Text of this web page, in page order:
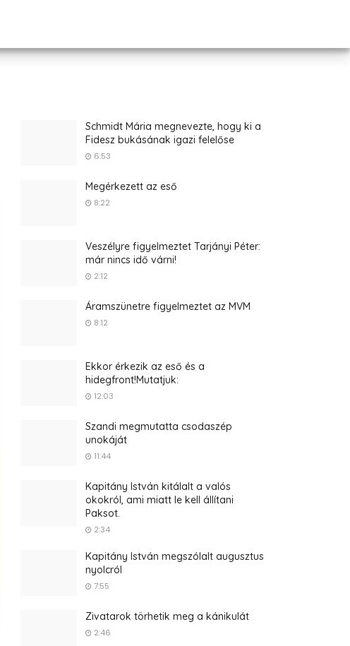
Schmidt Mária megnevezte, hogy ki a
Fidesz bukásának igazi felelőse
6:53
Megérkezett az eső
8:22
Veszélyre figyelmeztet Tarjányi Péter:
már nincs idő várni!
2:12
Áramszünetre figyelmeztet az MVM
8:12
Ekkor érkezik az eső és a
hidegfront!Mutatjuk:
12:03
Szandi megmutatta csodaszép
unokáját
11:44
Kapitány István kitálalt a valós
okokról, ami miatt le kell állítani
Paksot.
2:34
Kapitány István megszólalt augusztus
nyolcról
7:55
Zivatarok törhetik meg a kánikulát
2:46